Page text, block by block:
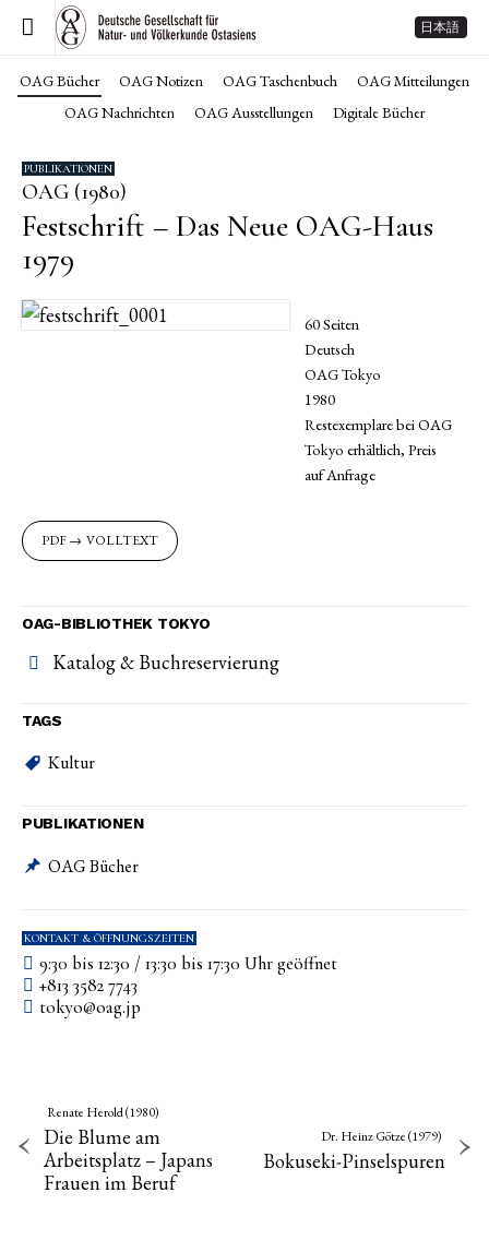
日本語
OAG Bücher OAG Notizen OAG Taschenbuch
OAG Mitteilungen
OAG Nachrichten
OAG Ausstellungen Digitale Bücher
PUBLIKATIONEN
OAG (1980)
Festschrift – Das Neue OAG-Haus
1979
60 Seiten
Deutsch
OAG Tokyo
1980
Restexemplare bei OAG
Tokyo erhältlich, Preis
auf Anfrage
VOLLTEXT
OAG-BIBLIOTHEK TOKYO
Katalog & Buchreservierung
TAGS
Kultur
PUBLIKATIONEN
OAG Bücher
KONTAKT & ÖFFNUNGSZEITEN
9:30 bis 12:30 / 13:30 bis 17:30 Uhr geöffnet
+813 3582 7743
tokyo­@­oag­.­jp
Renate Herold (1980)
Die Blume am
Arbeitsplatz – Japans
Frauen im Beruf
Dr. Heinz Götze (1979)
Bokuseki-Pinselspuren